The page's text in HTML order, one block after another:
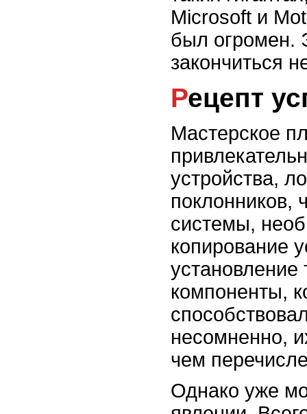
Microsoft и
был огромен.
закончиться
Рецепт
Мастерское
устройства,
поклонников,
системы,
копирование
установление
компоненты,
несомненно,
чем
Однако уже